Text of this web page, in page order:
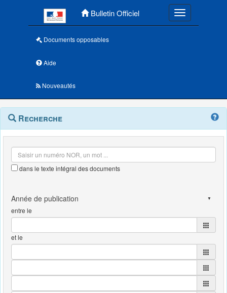
Bulletin Officiel Toggle
Documents opposables
Aide
Nouveautés
Navigation
outils
Menu
contextuel
Recherche
dans le texte intégral des documents
entre le
et le